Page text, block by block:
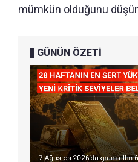
mümkün olduğunu
GÜNÜN ÖZETİ